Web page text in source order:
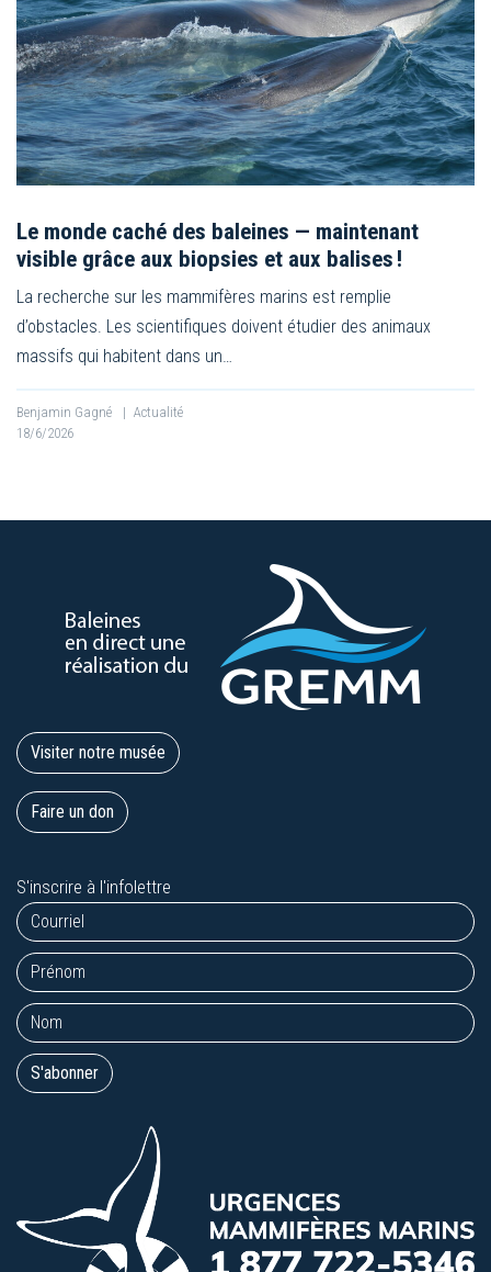
Le monde caché des baleines — maintenant
visible grâce aux biopsies et aux balises !
La recherche sur les mammifères marins est remplie
d’obstacles. Les scientifiques doivent étudier des animaux
massifs qui habitent dans un…
Benjamin Gagné | Actualité
18/6/2026
Visiter notre musée
Faire un don
S'inscrire à l'infolettre